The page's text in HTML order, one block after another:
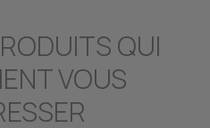
QUI
VOUS